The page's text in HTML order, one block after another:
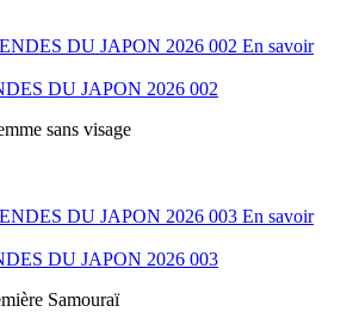
En savoir
DU JAPON 2026 002
sans visage
En savoir
DU JAPON 2026 003
Samouraï